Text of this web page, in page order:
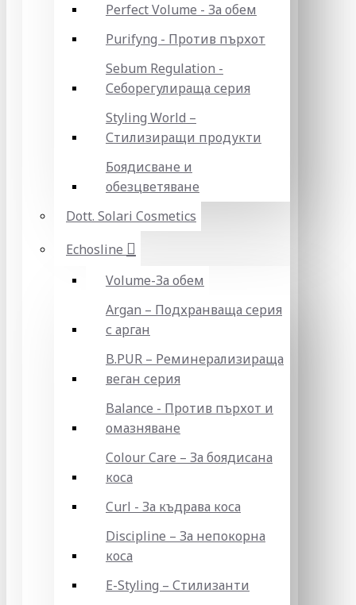
Perfect Volume - За обем
Purifyng - Против пърхот
Sebum Regulation -
Себорегулираща серия
Styling World –
Стилизиращи продукти
Боядисване и
обезцветяване
Dott. Solari Cosmetics
Echosline
Volume-За обем
Argan – Подхранваща серия
с арган
B.PUR – Реминерализираща
веган серия
Balance - Против пърхот и
омазняване
Colour Care – За боядисана
коса
Curl - За къдрава коса
Discipline – За непокорна
коса
E-Styling – Стилизанти